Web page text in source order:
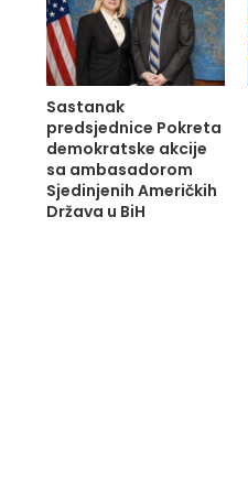
Sastanak
predsjednice Pokreta
demokratske akcije
sa ambasadorom
Sjedinjenih Američkih
Država u BiH